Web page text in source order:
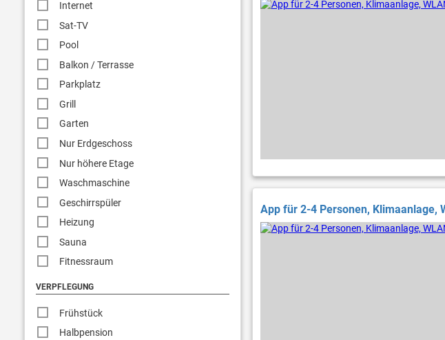
Internet
Sat-TV
Pool
Balkon / Terrasse
Parkplatz
Grill
Garten
Nur Erdgeschoss
Nur höhere Etage
Waschmaschine
Geschirrspüler
Heizung
Sauna
Fitnessraum
VERPFLEGUNG
Frühstück
Halbpension
App für 2-4 Personen, Klimaanlage,